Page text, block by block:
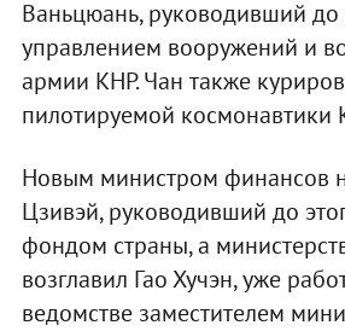
Ваньцюань, руководивший до
управлением вооружений и
армии КНР. Чан также
пилотируемой космонавтики
Новым министром финансов
Цзивэй, руководивший до
фондом страны, а
возглавил Гао Хучэн, уже
ведомстве заместителем